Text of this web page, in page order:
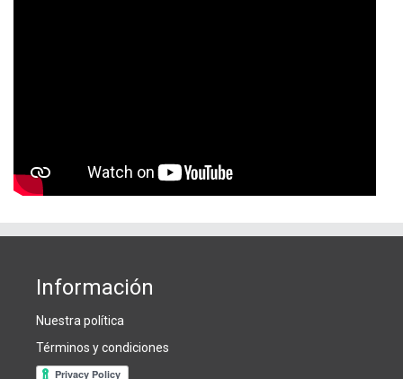
Información
Nuestra política
Términos y condiciones